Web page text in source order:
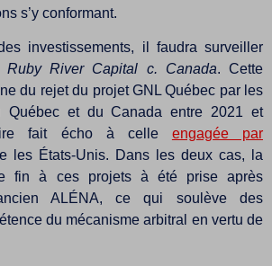
s’y conformant.
investissements, il faudra surveiller
Ruby River Capital c. Canada. Cette
du rejet du projet GNL Québec par les
Québec et du Canada entre 2021 et
fait écho à celle engagée par
les États-Unis. Dans les deux cas, la
fin à ces projets à été prise après
ALÉNA, ce qui soulève des
du mécanisme arbitral en vertu de